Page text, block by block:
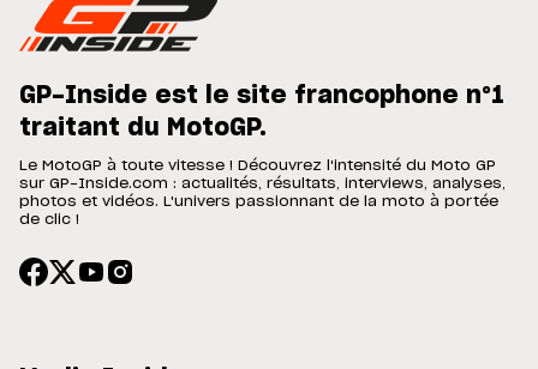
GP-Inside est le site francophone n°1
traitant du MotoGP.
Le MotoGP à toute vitesse ! Découvrez l'intensité du Moto GP
sur GP-Inside.com : actualités, résultats, interviews, analyses,
photos et vidéos. L'univers passionnant de la moto à portée
de clic !